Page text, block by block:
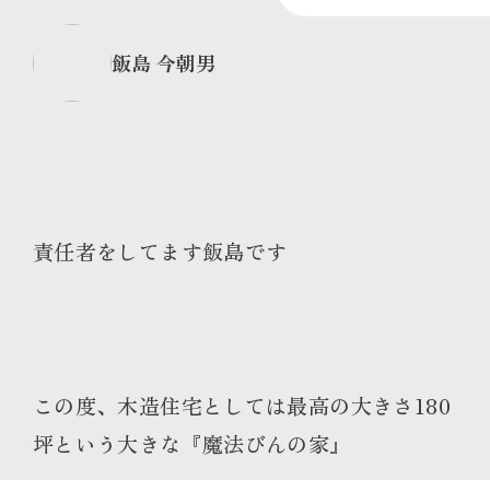
飯島 今朝男
責任者をしてます飯島です
この度、木造住宅としては最高の大きさ180
坪という大きな『魔法びんの家』